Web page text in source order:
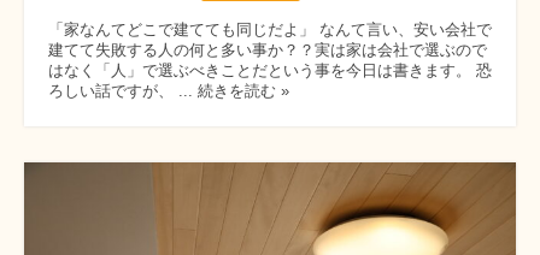
「家なんてどこで建てても同じだよ」 なんて言い、安い会社で
建てて失敗する人の何と多い事か？？実は家は会社で選ぶので
はなく「人」で選ぶべきことだという事を今日は書きます。 恐
ろしい話ですが、 ... 続きを読む »